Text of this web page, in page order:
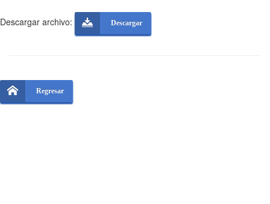
Descargar archivo: Descargar
Regresar